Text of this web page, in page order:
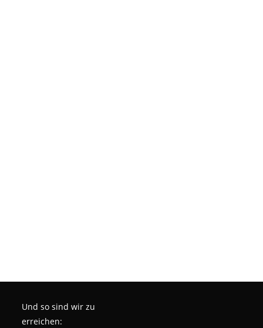
Und so sind wir zu
erreichen: